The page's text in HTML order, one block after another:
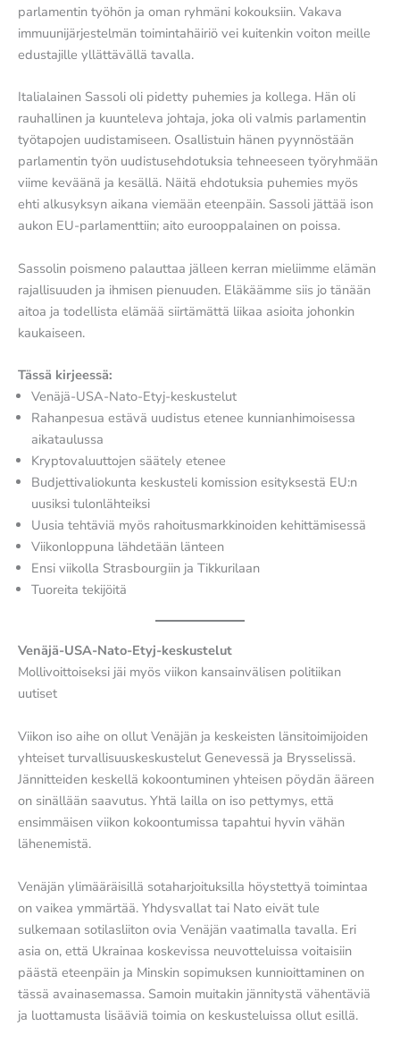
parlamentin työhön ja oman ryhmäni kokouksiin. Vakava
immuunijärjestelmän toimintahäiriö vei kuitenkin voiton meille
edustajille yllättävällä tavalla.
Italialainen Sassoli oli pidetty puhemies ja kollega. Hän oli
rauhallinen ja kuunteleva johtaja, joka oli valmis parlamentin
työtapojen uudistamiseen. Osallistuin hänen pyynnöstään
parlamentin työn uudistusehdotuksia tehneeseen työryhmään
viime keväänä ja kesällä. Näitä ehdotuksia puhemies myös
ehti alkusyksyn aikana viemään eteenpäin. Sassoli jättää ison
aukon EU-parlamenttiin; aito eurooppalainen on poissa.
Sassolin poismeno palauttaa jälleen kerran mieliimme elämän
rajallisuuden ja ihmisen pienuuden. Eläkäämme siis jo tänään
aitoa ja todellista elämää siirtämättä liikaa asioita johonkin
kaukaiseen.
Tässä kirjeessä:
Venäjä-USA-Nato-Etyj-keskustelut
Rahanpesua estävä uudistus etenee kunnianhimoisessa
aikataulussa
Kryptovaluuttojen säätely etenee
Budjettivaliokunta keskusteli komission esityksestä EU:n
uusiksi tulonlähteiksi
Uusia tehtäviä myös rahoitusmarkkinoiden kehittämisessä
Viikonloppuna lähdetään länteen
Ensi viikolla Strasbourgiin ja Tikkurilaan
Tuoreita tekijöitä
Venäjä-USA-Nato-Etyj-keskustelut
Mollivoittoiseksi jäi myös viikon kansainvälisen politiikan
uutiset
Viikon iso aihe on ollut Venäjän ja keskeisten länsitoimijoiden
yhteiset turvallisuuskeskustelut Genevessä ja Brysselissä.
Jännitteiden keskellä kokoontuminen yhteisen pöydän ääreen
on sinällään saavutus. Yhtä lailla on iso pettymys, että
ensimmäisen viikon kokoontumissa tapahtui hyvin vähän
lähenemistä.
Venäjän ylimääräisillä sotaharjoituksilla höystettyä toimintaa
on vaikea ymmärtää. Yhdysvallat tai Nato eivät tule
sulkemaan sotilasliiton ovia Venäjän vaatimalla tavalla. Eri
asia on, että Ukrainaa koskevissa neuvotteluissa voitaisiin
päästä eteenpäin ja Minskin sopimuksen kunnioittaminen on
tässä avainasemassa. Samoin muitakin jännitystä vähentäviä
ja luottamusta lisääviä toimia on keskusteluissa ollut esillä.